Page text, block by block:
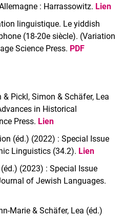
: Harrassowitz. Lien
linguistique. Le yiddish
(18-20e siècle). (Variation
Science Press. PDF
Pickl, Simon & Schäfer, Lea
in Historical
Press. Lien
(éd.) (2022) : Special Issue
Linguistics (34.2). Lien
(2023) : Special Issue
of Jewish Languages.
Marie & Schäfer, Lea (éd.)